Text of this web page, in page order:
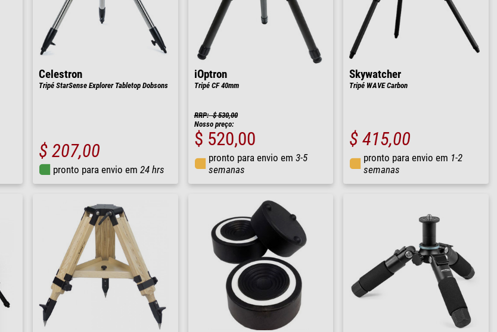
Celestron
Tripé StarSense Explorer Tabletop Dobsons
$ 207,00
pronto para envio em 24 hrs
iOptron
Tripé CF 40mm
RRP: $ 530,00
Nosso preço:
$ 520,00
pronto para envio em 3-5
semanas
Skywatcher
Tripé WAVE Carbon
$ 415,00
pronto para envio em 1-2
semanas